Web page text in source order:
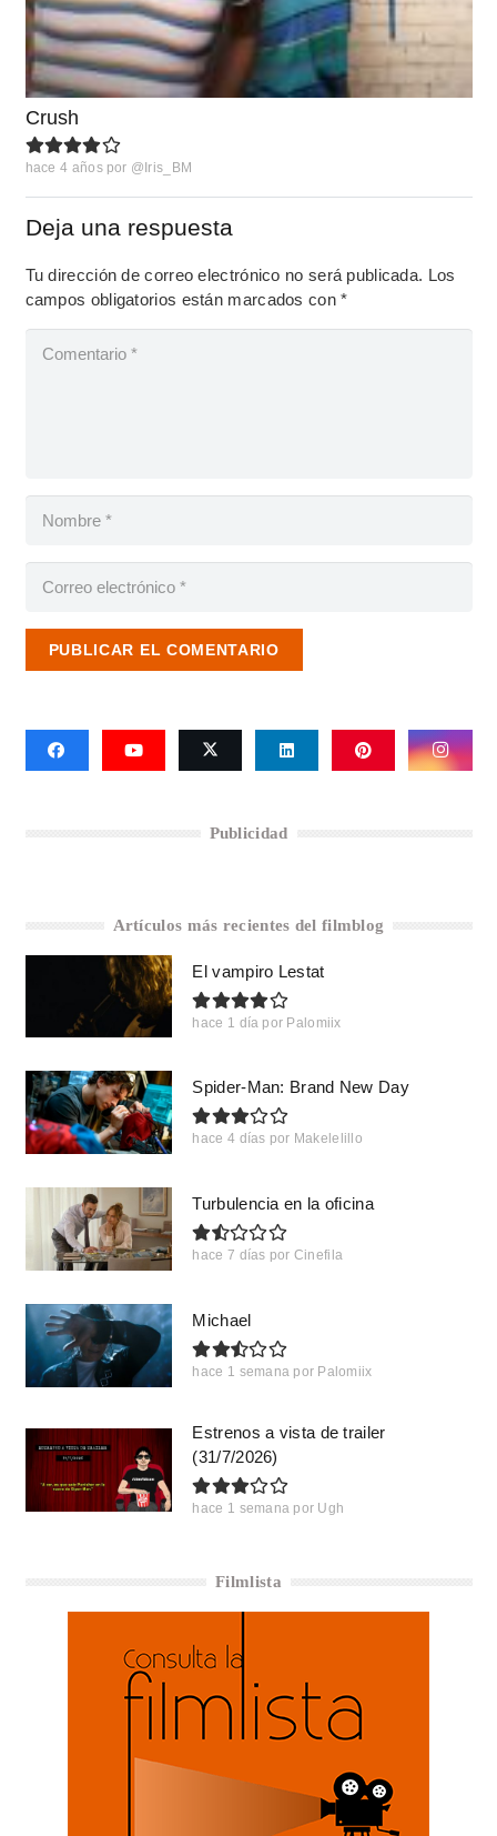
Crush
hace 4 años por @Iris_BM
Deja una respuesta
Tu dirección de correo electrónico no será publicada. Los
campos obligatorios están marcados con*
PUBLICAR EL COMENTARIO
Publicidad
Artículos más recientes del filmblog
El vampiro Lestat
hace 1 día por Palomiix
Spider-Man: Brand New Day
hace 4 días por Makelelillo
Turbulencia en la oficina
hace 7 días por Cinefila
Michael
hace 1 semana por Palomiix
Estrenos a vista de trailer
(31/7/2026)
hace 1 semana por Ugh
Filmlista